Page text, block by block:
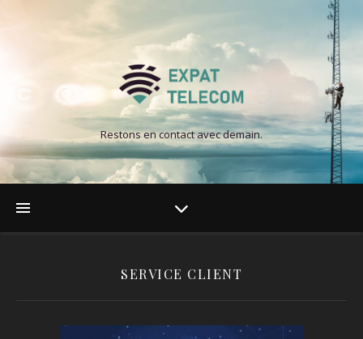
Restons en contact avec demain.
SERVICE CLIENT